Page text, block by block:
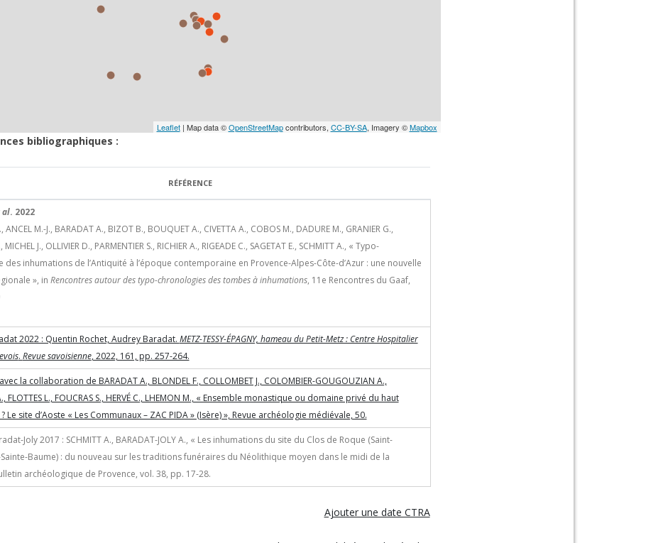
Leaflet| Map data ©OpenStreetMapcontributors, CC-BY-SA, Imagery ©Mapbox
bibliographiques :
RÉFÉRENCE
al. 2022
ANCEL M.-J., BARADAT A., BIZOT B., BOUQUET A., CIVETTA A., COBOS M., DADURE M., GRANIER G.,
MICHEL J., OLLIVIER D., PARMENTIER S., RICHIER A., RIGEADE C., SAGETAT E., SCHMITT A., « Typo-
des inhumations de l’Antiquité à l’époque contemporaine en Provence-Alpes-Côte-d’Azur : une nouvelle
», in Rencontres autour des typo-chronologies des tombes à inhumations, 11e Rencontres du Gaaf,
2022 : Quentin Rochet, Audrey Baradat. METZ-TESSY-ÉPAGNY, hameau du Petit-Metz : Centre Hospitalier
. Revue savoisienne, 2022, 161, pp. 257-264.
avec la collaboration de BARADAT A., BLONDEL F., COLLOMBET J., COLOMBIER-GOUGOUZIAN A.,
FLOTTES L., FOUCRAS S., HERVÉ C., LHEMON M., « Ensemble monastique ou domaine privé du haut
Le site d’Aoste « Les Communaux – ZAC PIDA » (Isère) », Revue archéologie médiévale, 50.
Joly 2017 : SCHMITT A., BARADAT-JOLY A., « Les inhumations du site du Clos de Roque (Saint-
Baume) : du nouveau sur les traditions funéraires du Néolithique moyen dans le midi de la
archéologique de Provence, vol. 38, pp. 17-28.
Ajouter une date CTRA